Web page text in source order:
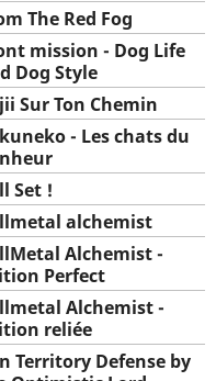
The Red Fog
mission - Dog Life
Dog Style
Sur Ton Chemin
- Les chats du
Set !
alchemist
Alchemist -
Perfect
Alchemist -
reliée
Territory Defense by